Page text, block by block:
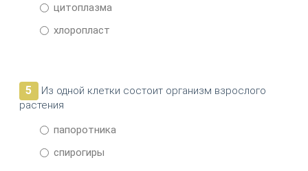
цитоплазма
хлоропласт
5
Из одной клетки состоит организм взрослого
растения
папоротника
спирогиры